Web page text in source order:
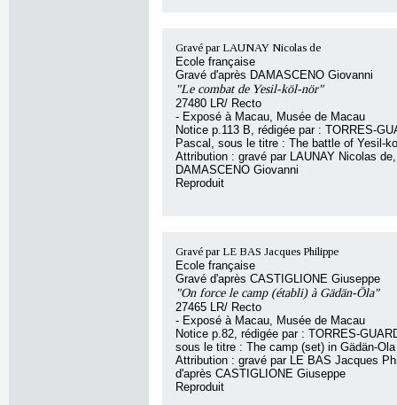
Gravé par LAUNAY Nicolas de
Ecole française
Gravé d'après DAMASCENO Giovanni
"Le combat de Yesil-köl-nör"
27480 LR/ Recto
- Exposé à Macau, Musée de Macau
Notice p.113 B, rédigée par : TORRES-
Pascal, sous le titre : The battle of Yesil-
Attribution : gravé par LAUNAY Nicolas
DAMASCENO Giovanni
Reproduit
Gravé par LE BAS Jacques Philippe
Ecole française
Gravé d'après CASTIGLIONE Giuseppe
"On force le camp (établi) à Gädän-Öla"
27465 LR/ Recto
- Exposé à Macau, Musée de Macau
Notice p.82, rédigée par : TORRES-
sous le titre : The camp (set) in Gädän-
Attribution : gravé par LE BAS Jacques
d'après CASTIGLIONE Giuseppe
Reproduit